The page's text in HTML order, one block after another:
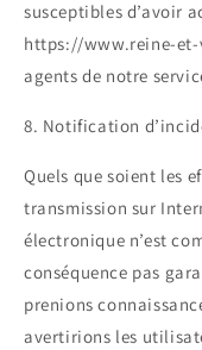
susceptibles d’avoir
https://www.reine-
agents de notre
8. Notification
Quels que soient les
transmission sur
électronique n’est
conséquence pas
prenions
avertirions les